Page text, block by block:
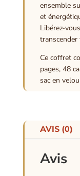
ensemble
et
Libérez-
Ce coffret
pages, 48
sac en
AVIS (0)
Avis